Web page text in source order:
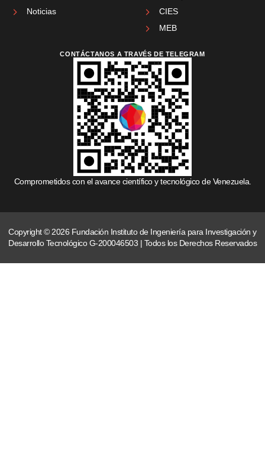
Noticias
CIES
MEB
CONTÁCTANOS A TRAVÉS DE TELEGRAM
Comprometidos con el avance científico y tecnológico de Venezuela.
Copyright © 2026 Fundación Instituto de Ingeniería para Investigación y
Desarrollo Tecnológico G-200046503 | Todos los Derechos Reservados